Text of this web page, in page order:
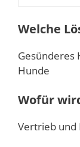
Welche
Hunde
Wofür
Vertrieb und